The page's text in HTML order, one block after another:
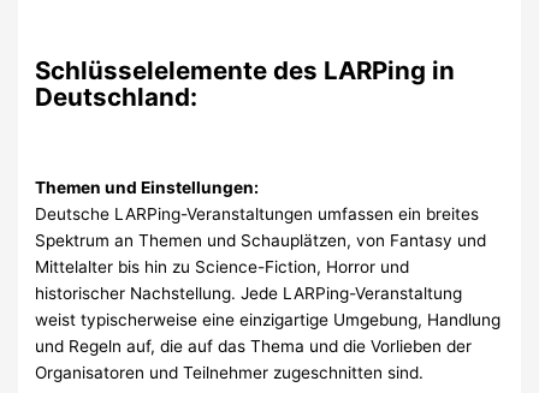
Schlüsselelemente des LARPing in
Deutschland:
Themen und Einstellungen:
Deutsche LARPing-Veranstaltungen umfassen ein breites
Spektrum an Themen und Schauplätzen, von Fantasy und
Mittelalter bis hin zu Science-Fiction, Horror und
historischer Nachstellung. Jede LARPing-Veranstaltung
weist typischerweise eine einzigartige Umgebung, Handlung
und Regeln auf, die auf das Thema und die Vorlieben der
Organisatoren und Teilnehmer zugeschnitten sind.